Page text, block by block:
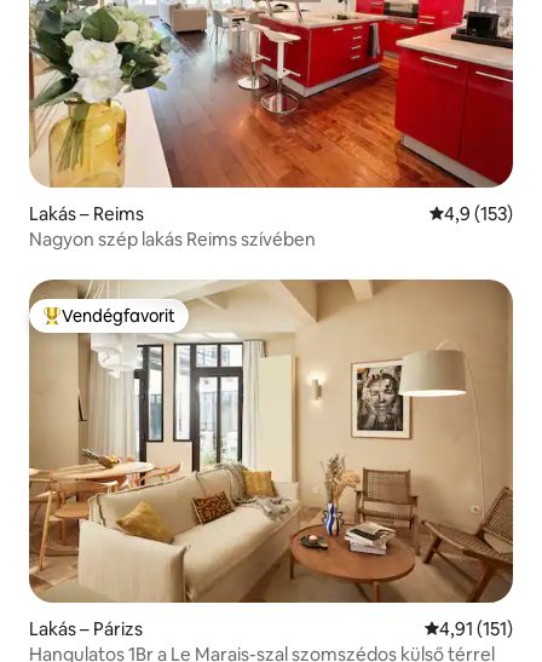
Lakás – Reims Átlagos
4,9 (153)
Nagyon szép lakás Reims szívében
Kiemelt vendégfavorit
Vendégfavorit
Lakás – Párizs Átlagos
4,91 (151)
Hangulatos 1Br a Le Marais-szal szomszédos külső térrel